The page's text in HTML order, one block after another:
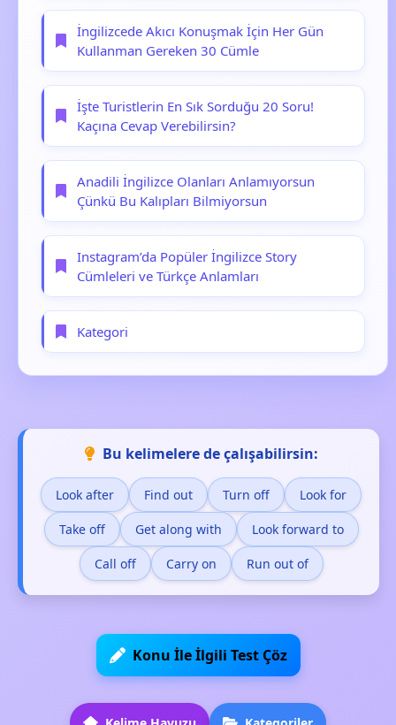
İngilizcede Akıcı Konuşmak İçin Her Gün
Kullanman Gereken 30 Cümle
İşte Turistlerin En Sık Sorduğu 20 Soru!
Kaçına Cevap Verebilirsin?
Anadili İngilizce Olanları Anlamıyorsun
Çünkü Bu Kalıpları Bilmiyorsun
Instagram’da Popüler İngilizce Story
Cümleleri ve Türkçe Anlamları
Kategori
Bu kelimelere de çalışabilirsin:
Look after Find out Turn off Look for
Take off Get along with Look forward to
Call off Carry on Run out of
Konu İle İlgili Test Çöz